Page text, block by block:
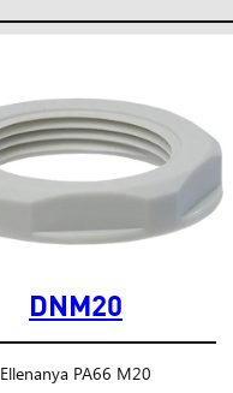
DNM20
Ellenanya PA66 M20